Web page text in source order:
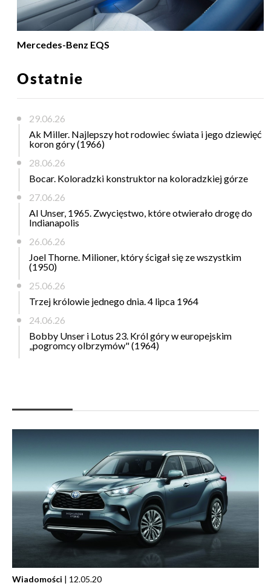
Mercedes-Benz EQS
Ostatnie
29.06.26
Ak Miller. Najlepszy hot rodowiec świata i jego dziewięć
koron góry (1966)
28.06.26
Bocar. Koloradzki konstruktor na koloradzkiej górze
27.06.26
Al Unser, 1965. Zwycięstwo, które otwierało drogę do
Indianapolis
26.06.26
Joel Thorne. Milioner, który ścigał się ze wszystkim
(1950)
25.06.26
Trzej królowie jednego dnia. 4 lipca 1964
24.06.26
Bobby Unser i Lotus 23. Król góry w europejskim
„pogromcy olbrzymów" (1964)
Wiadomości | 12.05.20